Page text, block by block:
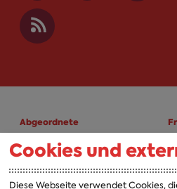
Abgeordnete
A-Z
Cookies und
Diese Webseite verwendet Cookies,